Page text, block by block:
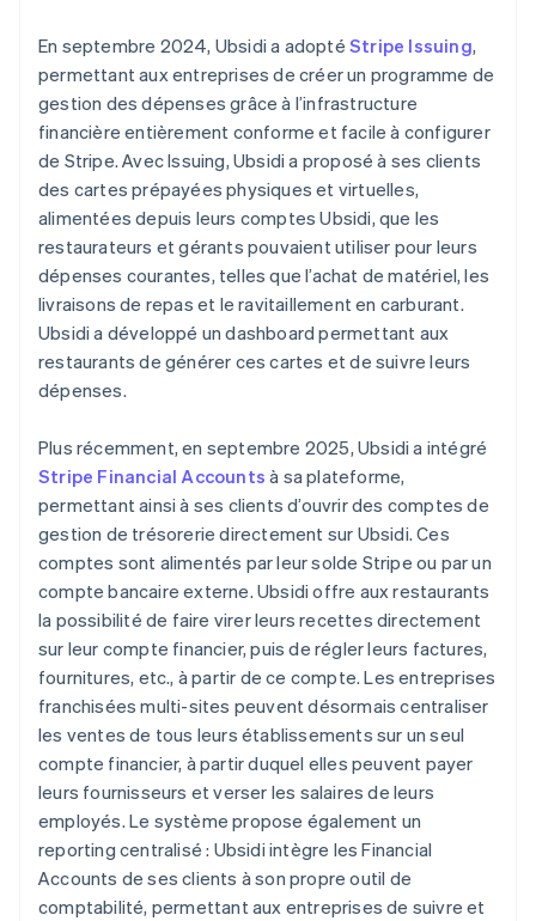
En septembre 2024, Ubsidi a adopté Stripe Issuing,
permettant aux entreprises de créer un programme de
gestion des dépenses grâce à l’infrastructure
financière entièrement conforme et facile à configurer
de Stripe. Avec Issuing, Ubsidi a proposé à ses clients
des cartes prépayées physiques et virtuelles,
alimentées depuis leurs comptes Ubsidi, que les
restaurateurs et gérants pouvaient utiliser pour leurs
dépenses courantes, telles que l’achat de matériel, les
livraisons de repas et le ravitaillement en carburant.
Ubsidi a développé un dashboard permettant aux
restaurants de générer ces cartes et de suivre leurs
dépenses.
Plus récemment, en septembre 2025, Ubsidi a intégré
Stripe Financial Accounts à sa plateforme,
permettant ainsi à ses clients d’ouvrir des comptes de
gestion de trésorerie directement sur Ubsidi. Ces
comptes sont alimentés par leur solde Stripe ou par un
compte bancaire externe. Ubsidi offre aux restaurants
la possibilité de faire virer leurs recettes directement
sur leur compte financier, puis de régler leurs factures,
fournitures, etc., à partir de ce compte. Les entreprises
franchisées multi-sites peuvent désormais centraliser
les ventes de tous leurs établissements sur un seul
compte financier, à partir duquel elles peuvent payer
leurs fournisseurs et verser les salaires de leurs
employés. Le système propose également un
reporting centralisé : Ubsidi intègre les Financial
Accounts de ses clients à son propre outil de
comptabilité, permettant aux entreprises de suivre et